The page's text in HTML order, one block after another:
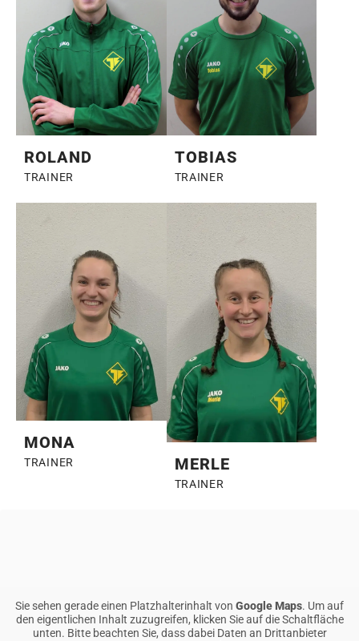
ROLAND
TRAINER
TOBIAS
TRAINER
MONA
TRAINER MERLE
TRAINER
Sie sehen gerade einen Platzhalterinhalt von Google Maps. Um auf
den eigentlichen Inhalt zuzugreifen, klicken Sie auf die Schaltfläche
unten. Bitte beachten Sie, dass dabei Daten an Drittanbieter